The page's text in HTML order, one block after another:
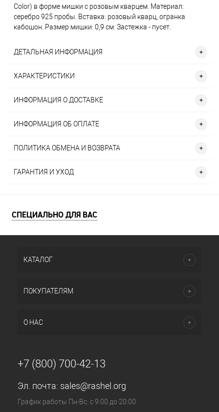
Color) в форме мишки с розовым кварцем. Материал:
серебро 925 пробы. Вставка: розовый кварц, огранка
кабошон. Размер мишки: 0,9 см. Застежка - пусет.
ДЕТАЛЬНАЯ ИНФОРМАЦИЯ
ХАРАКТЕРИСТИКИ
ИНФОРМАЦИЯ О ДОСТАВКЕ
ИНФОРМАЦИЯ ОБ ОПЛАТЕ
ПОЛИТИКА ОБМЕНА И ВОЗВРАТА
ГАРАНТИЯ И УХОД
СПЕЦИАЛЬНО ДЛЯ ВАС
КАТАЛОГ
ПОКУПАТЕЛЯМ
О НАС
+7 (800) 700-42-13
Эл. почта: sales@rashel.org
График работы Пн-Вс: с 9:00 до 20:00